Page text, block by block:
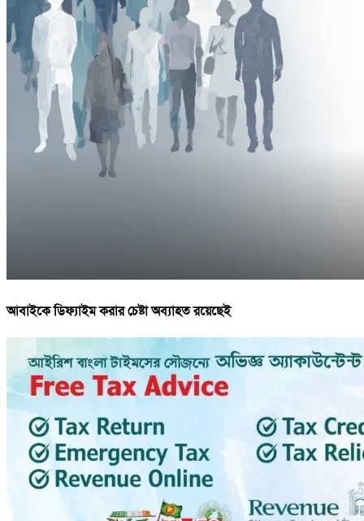
আবাইকে ডিফ্যাইম করার চেষ্টা অব্যাহত রয়েছেই